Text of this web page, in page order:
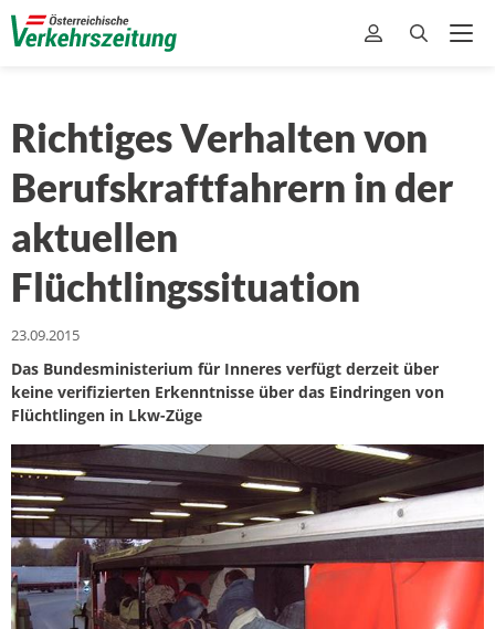
Richtiges Verhalten von
Berufskraftfahrern in der
aktuellen
Flüchtlingssituation
23.09.2015
Das Bundesministerium für Inneres verfügt derzeit über
keine verifizierten Erkenntnisse über das Eindringen von
Flüchtlingen in Lkw-Züge